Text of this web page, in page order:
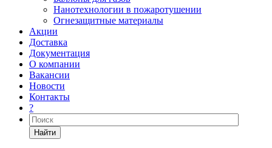
Нанотехнологии в пожаротушении
Огнезащитные материалы
Акции
Доставка
Документация
О компании
Вакансии
Новости
Контакты
?
Найти